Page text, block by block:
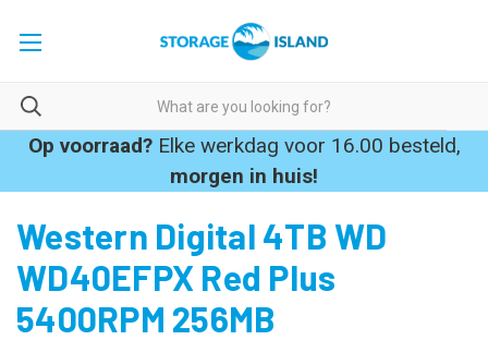
Op voorraad?Elke werkdag voor 16.00 besteld,
morgen in huis!
Western Digital 4TB WD
WD40EFPX Red Plus
5400RPM 256MB